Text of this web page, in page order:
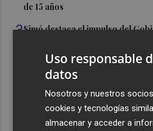
de 15 años
3Simó destaca el impulso del
euros de Carrasco"
Castelló adjudica a Civicons por
obras de reforma de la tenencia
Castelló acelera el montaje de
playas y el Planetari del eclipse
Uso responsable
datos
Nosotros y nuestros
cookies y tecnologías
almacenar y acceder a